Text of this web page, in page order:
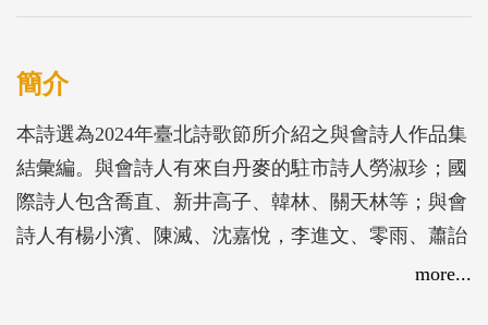
簡介
本詩選為2024年臺北詩歌節所介紹之與會詩人作品集
結彙編。與會詩人有來自丹麥的駐市詩人勞淑珍；國
際詩人包含喬直、新井高子、韓林、關天林等；與會
詩人有楊小濱、陳滅、沈嘉悅，李進文、零雨、蕭詒
more...